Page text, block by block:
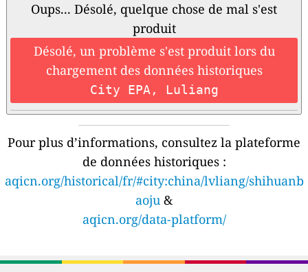
Oups... Désolé, quelque chose de mal s'est
produit
Désolé, un problème s'est produit lors du
chargement des données historiques
City EPA, Luliang
Pour plus d’informations, consultez la plateforme
de données historiques :
aqicn.org/historical/fr/#city:china/lvliang/shihuanb
aoju &
aqicn.org/data-platform/